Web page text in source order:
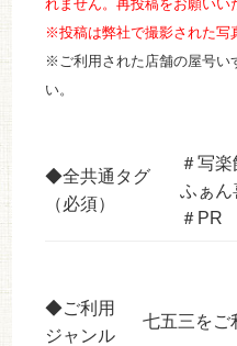
れません。再投稿をお願いい
※投稿は弊社で撮影された写
※ご利用された店舗の屋号い
い。
◆全共通タグ
（必須）
＃写
ふぁん
＃PR
◆ご利用
ジャンル
七五三をご